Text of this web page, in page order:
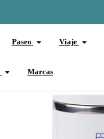
Paseo Viaje
Marcas